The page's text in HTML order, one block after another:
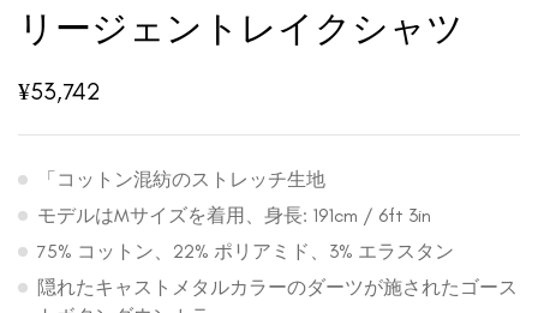
リージェントレイクシャツ
¥53,742
「コットン混紡のストレッチ生地
モデルはMサイズを着用、身長: 191cm / 6ft 3in
75% コットン、22% ポリアミド、3% エラスタン
隠れたキャストメタルカラーのダーツが施されたゴース